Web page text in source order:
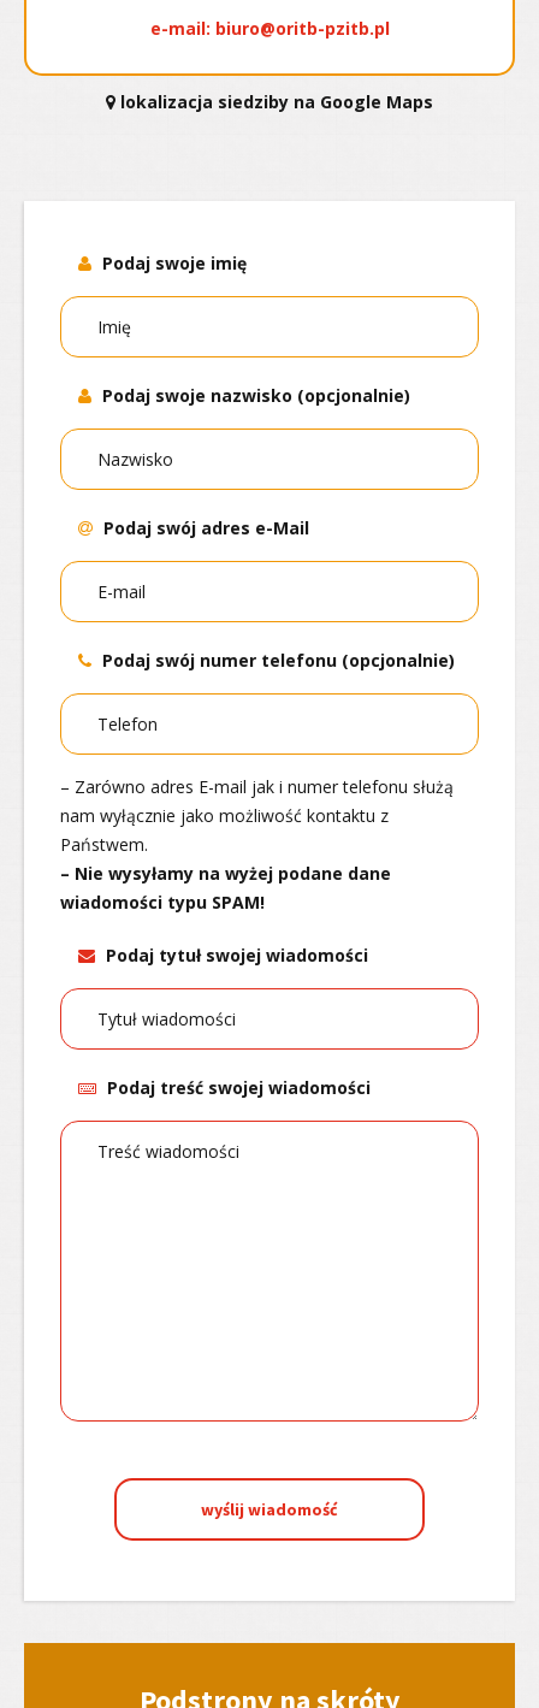
e-mail: biuro@oritb-pzitb.pl
lokalizacja siedziby na Google Maps
Podaj swoje imię
Podaj swoje nazwisko (opcjonalnie)
Podaj swój adres e-Mail
Podaj swój numer telefonu (opcjonalnie)
– Zarówno adres E-mail jak i numer telefonu służą
nam wyłącznie jako możliwość kontaktu z
Państwem.
– Nie wysyłamy na wyżej podane dane
wiadomości typu SPAM!
Podaj tytuł swojej wiadomości
Podaj treść swojej wiadomości
wyślij wiadomość